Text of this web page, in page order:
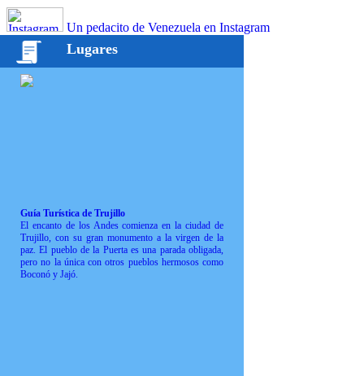
Un pedacito de Venezuela en Instagram
Lugares
Guía Turística de Trujillo
El encanto de los Andes comienza en la ciudad de
Trujillo, con su gran monumento a la virgen de la
paz. El pueblo de la Puerta es una parada obligada,
pero no la única con otros pueblos hermosos como
Boconó y Jajó.